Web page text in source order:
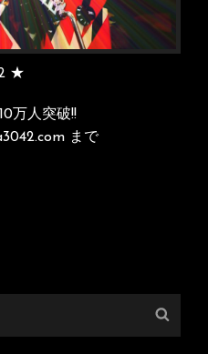
★
万人突破!!
まで